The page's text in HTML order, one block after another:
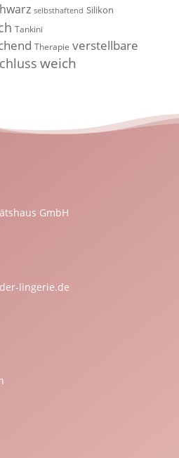
selbsthaftend Silikon
Tankini
Therapie verstellbare
weich
GmbH
lingerie.de